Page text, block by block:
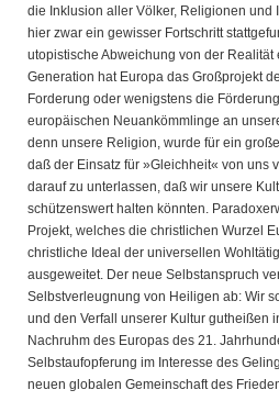
die Inklusion aller Völker, Religionen und
hier zwar ein gewisser Fortschritt
utopistische Abweichung von der
Generation hat Europa das Großprojekt
Forderung oder wenigstens die
europäischen Neuankömmlinge an
denn unsere Religion, wurde für ein
daß der Einsatz für »Gleichheit« von uns
darauf zu unterlassen, daß wir unsere
schützenswert halten könnten.
Projekt, welches die christlichen Wurzel
christliche Ideal der universellen
ausgeweitet. Der neue Selbstanspruch
Selbstverleugnung von Heiligen ab: Wir
und den Verfall unserer Kultur gutheißen
Nachruhm des Europas des 21.
Selbstaufopferung im Interesse des
neuen globalen Gemeinschaft des